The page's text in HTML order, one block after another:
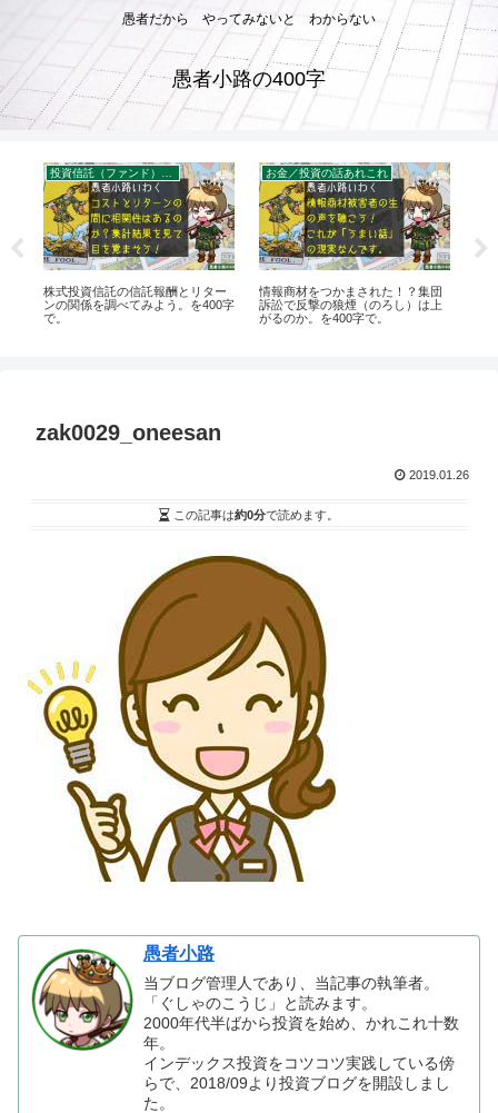
愚者だから やってみないと わからない
愚者小路の400字
株式投資信託の信託報酬とリター
ンの関係を調べてみよう。を400字
で。
お金／投資の話あれこれ
情報商材をつかまされた！？集団
訴訟で反撃の狼煙（のろし）は上
がるのか。を400字で。
zak0029_oneesan
2019.01.26
この記事は約0分で読めます。
愚者小路
当ブログ管理人であり、当記事の執筆者。
「ぐしゃのこうじ」と読みます。
2000年代半ばから投資を始め、かれこれ十数
年。
インデックス投資をコツコツ実践している傍
らで、2018/09より投資ブログを開設しまし
た。